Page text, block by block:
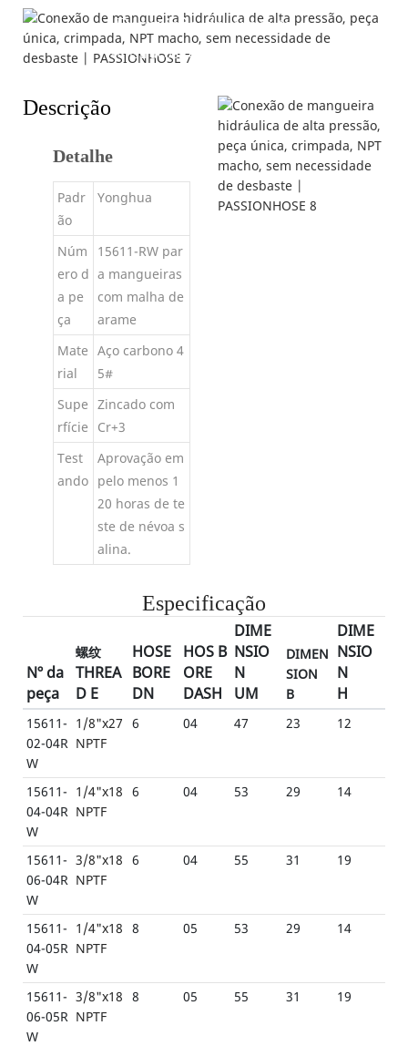
Descrição do produto
---Instruções e Especificações---
Descrição
Detalhe
Padr
ão
Yonghua
Núm
ero d
a pe
ça
15611-RW par
a mangueiras
com malha de
arame
Mate
rial
Aço carbono 4
5#
Supe
rfície
Zincado com
Cr+3
Test
ando
Aprovação em
pelo menos 1
20 horas de te
ste de névoa s
alina.
Especificação
Nº da
peça
螺纹
THREA
D E
HOSE
BORE
DN
HOS B
ORE
DASH
DIME
NSIO
N
UM
DIMEN
SION
B
DIME
NSIO
N
H
15611-
02-04R
W
1/8"x27
NPTF
6 04 47 23 12
15611-
04-04R
W
1/4"x18
NPTF
6 04 53 29 14
15611-
06-04R
W
3/8"x18
NPTF
6 04 55 31 19
15611-
04-05R
W
1/4"x18
NPTF
8 05 53 29 14
15611-
06-05R
W
3/8"x18
NPTF
8 05 55 31 19